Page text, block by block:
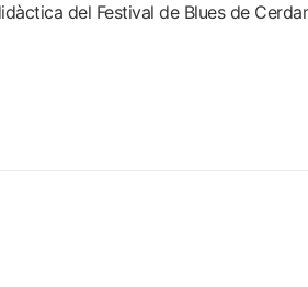
del Festival de Blues de